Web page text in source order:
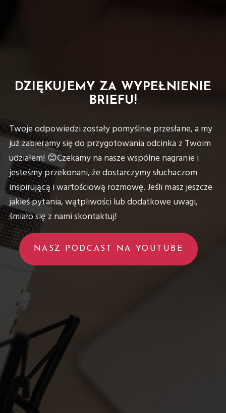
DZIĘKUJEMY ZA WYPEŁNIENIE
BRIEFU!
Twoje odpowiedzi zostały pomyślnie przesłane, a my
już zabieramy się do przygotowania odcinka z Twoim
udziałem! 😊Czekamy na nasze wspólne nagranie i
jesteśmy przekonani, że dostarczymy słuchaczom
inspirującą i wartościową rozmowę. Jeśli masz jeszcze
jakieś pytania, wątpliwości lub dodatkowe uwagi,
śmiało się z nami skontaktuj!
NASZ PODCAST NA YOUTUBE